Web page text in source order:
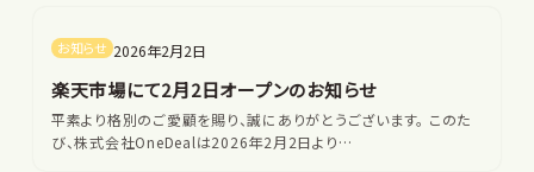
お知らせ 2026年2月2日
楽天市場にて2月2日オープンのお知らせ
平素より格別のご愛顧を賜り、誠にありがとうございます。 このた
び、株式会社OneDealは2026年2月2日より…